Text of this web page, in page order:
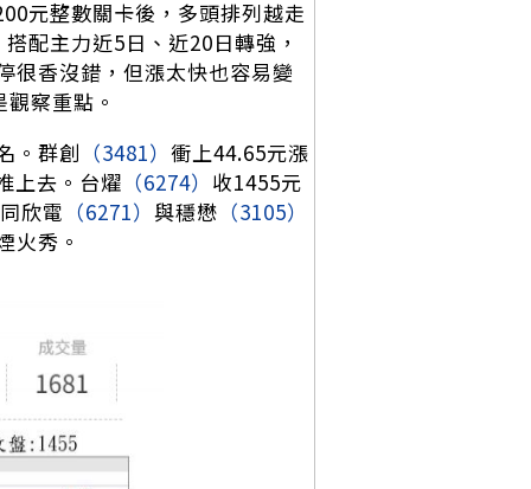
元整數關卡後，多頭排列越走
配主力近5日、近20日轉強，
很香沒錯，但漲太快也容易變
察重點。
。群創 （3481） 衝上44.65元漲
上去。台燿 （6274） 收1455元
欣電 （6271） 與穩懋 （3105）
火秀。